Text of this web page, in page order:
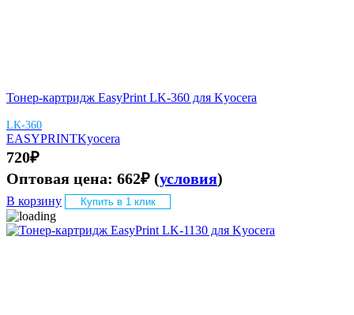
Тонер-картридж EasyPrint LK-360 для Kyocera
LK-360
EASYPRINTKyocera
720₽
Оптовая цена: 662₽ (условия)
В корзину Купить в 1 клик